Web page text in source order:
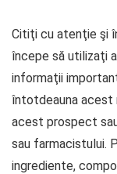
Citiţi cu atenţie şi
începe să utilizaţi
informaţii
întotdeauna acest
acest prospect
sau farmacistului.
ingrediente,